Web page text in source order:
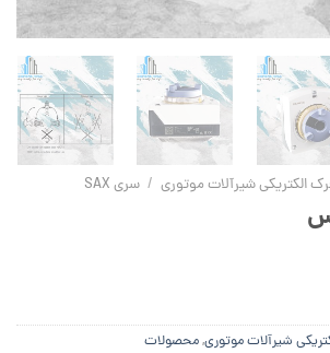
الکتریکی شیرآلات موتوری / سری SAX
شیرآلات موتوری,محصولات